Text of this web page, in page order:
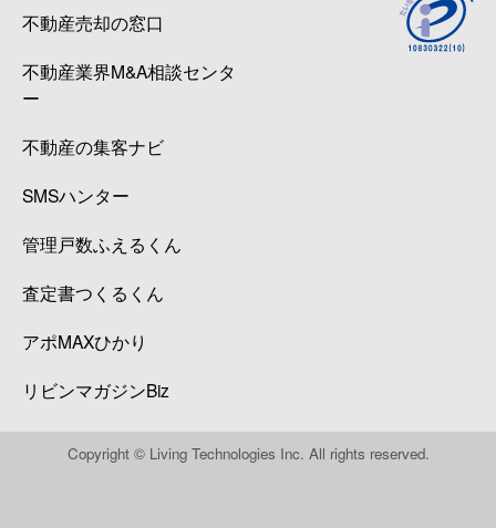
不動産売却の窓口
不動産業界M&A相談センタ
ー
不動産の集客ナビ
SMSハンター
管理戸数ふえるくん
査定書つくるくん
アポMAXひかり
リビンマガジンBiz
Copyright © Living Technologies Inc. All rights reserved.